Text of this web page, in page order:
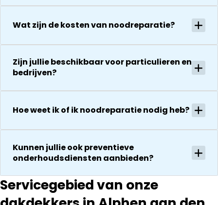
uitvoering en
steeds
droog!!! Dus
zeker een 5
waard door
zijn
en snelle
De reparatie
vervolgens
onverwachte
zaken die ze
vakkundig
gerepareerd
zonder extra
ook dan
communeren
ze goed en
kan ze
Wat zijn de kosten van noodreparatie?
Zijn jullie beschikbaar voor particulieren en
bedrijven?
Hoe weet ik of ik noodreparatie nodig heb?
Kunnen jullie ook preventieve
onderhoudsdiensten aanbieden?
Servicegebied van onze